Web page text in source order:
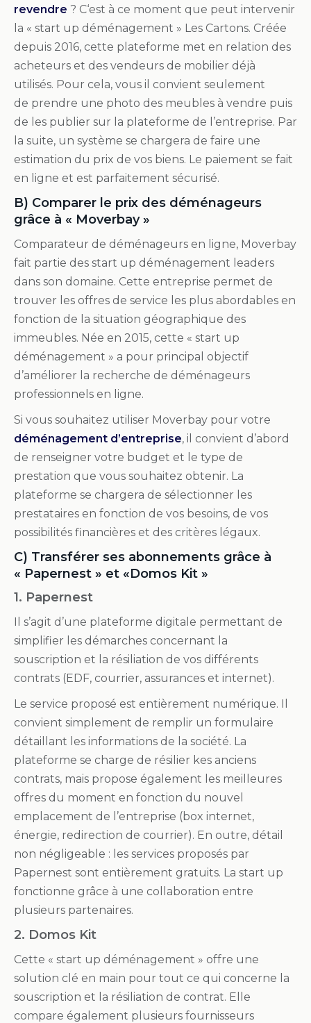
revendre ? C‘est à ce moment que peut intervenir
la « start up déménagement » Les Cartons. Créée
depuis 2016, cette plateforme met en relation des
acheteurs et des vendeurs de mobilier déjà
utilisés. Pour cela, vous il convient seulement
de prendre une photo des meubles à vendre puis
de les publier sur la plateforme de l’entreprise. Par
la suite, un système se chargera de faire une
estimation du prix de vos biens. Le paiement se fait
en ligne et est parfaitement sécurisé.
B) Comparer le prix des déménageurs
grâce à « Moverbay »
Comparateur de déménageurs en ligne, Moverbay
fait partie des start up déménagement leaders
dans son domaine. Cette entreprise permet de
trouver les offres de service les plus abordables en
fonction de la situation géographique des
immeubles. Née en 2015, cette « start up
déménagement » a pour principal objectif
d’améliorer la recherche de déménageurs
professionnels en ligne.
Si vous souhaitez utiliser Moverbay pour votre
déménagement d’entreprise, il convient d’abord
de renseigner votre budget et le type de
prestation que vous souhaitez obtenir. La
plateforme se chargera de sélectionner les
prestataires en fonction de vos besoins, de vos
possibilités financières et des critères légaux.
C) Transférer ses abonnements grâce à
« Papernest » et «Domos Kit »
1. Papernest
Il s’agit d’une plateforme digitale permettant de
simplifier les démarches concernant la
souscription et la résiliation de vos différents
contrats (EDF, courrier, assurances et internet).
Le service proposé est entièrement numérique. Il
convient simplement de remplir un formulaire
détaillant les informations de la société. La
plateforme se charge de résilier kes anciens
contrats, mais propose également les meilleures
offres du moment en fonction du nouvel
emplacement de l’entreprise (box internet,
énergie, redirection de courrier). En outre, détail
non négligeable : les services proposés par
Papernest sont entièrement gratuits. La start up
fonctionne grâce à une collaboration entre
plusieurs partenaires.
2. Domos Kit
Cette « start up déménagement » offre une
solution clé en main pour tout ce qui concerne la
souscription et la résiliation de contrat. Elle
compare également plusieurs fournisseurs